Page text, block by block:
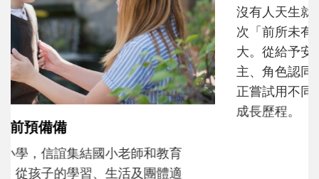
和孩子一起長大的那個男人│讀懂父親的
不同模樣
沒有人天生就擅長當爸爸！男人總是在一次